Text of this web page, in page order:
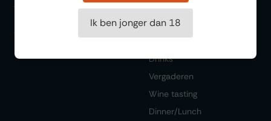
Rooms
Parties
Weddings
Drinks
Vergaderen
Wine tasting
Dinner/Lunch
Ik ben jonger dan 18